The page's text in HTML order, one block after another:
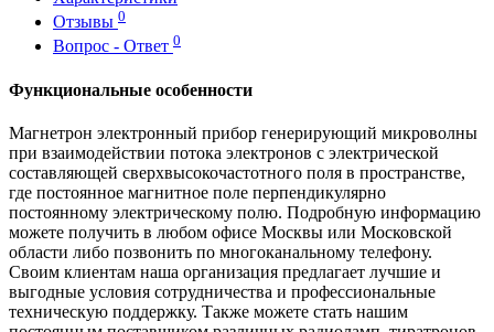
Отзывы 0
Вопрос - Ответ 0
Функциональные особенности
Магнетрон электронный прибор генерирующий микроволны
при взаимодействии потока электронов с электрической
составляющей сверхвысокочастотного поля в пространстве,
где постоянное магнитное поле перпендикулярно
постоянному электрическому полю. Подробную информацию
можете получить в любом офисе Москвы или Московской
области либо позвонить по многоканальному телефону.
Своим клиентам наша организация предлагает лучшие и
выгодные условия сотрудничества и профессиональные
техническую поддержку. Также можете стать нашим